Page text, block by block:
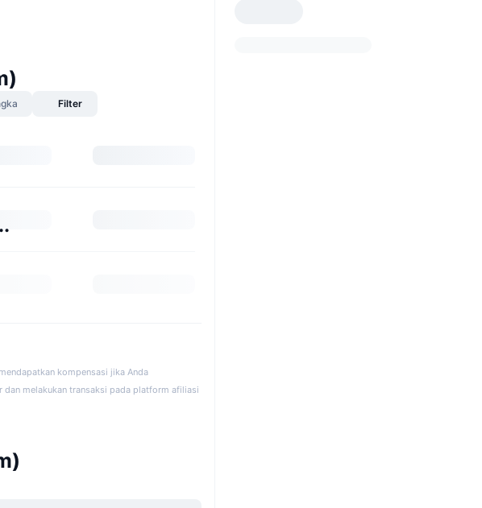
Filter
kompensasi jika Anda
melakukan transaksi pada platform afiliasi